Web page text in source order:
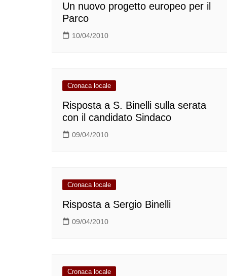
Un nuovo progetto europeo per il
Parco
10/04/2010
Cronaca locale
Risposta a S. Binelli sulla serata
con il candidato Sindaco
09/04/2010
Cronaca locale
Risposta a Sergio Binelli
09/04/2010
Cronaca locale